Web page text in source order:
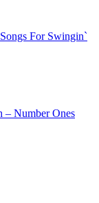
For Swingin`
– Number Ones